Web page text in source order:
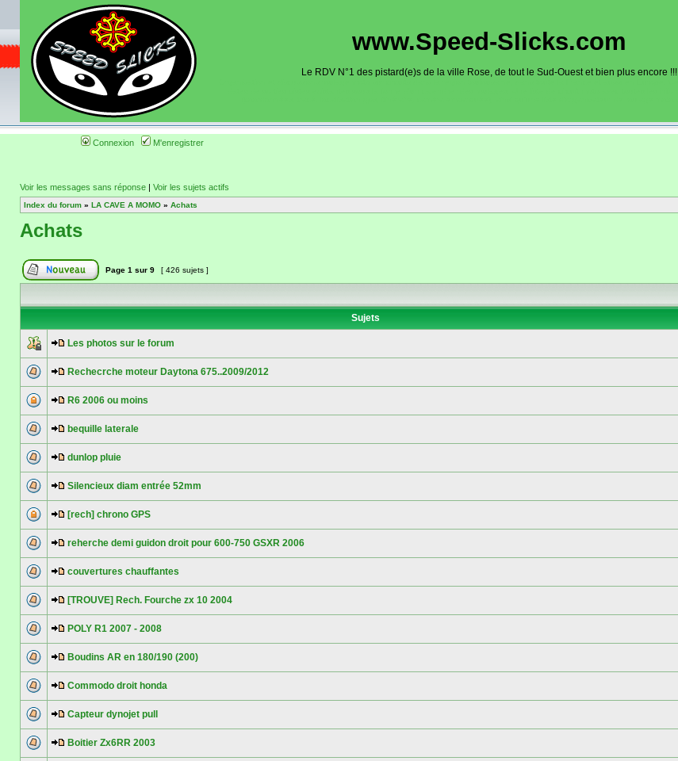
www.Speed-Slicks.com
Le RDV N°1 des pistard(e)s de la ville Rose, de tout le Sud-Ouest et bien plus encore !!!
Connexion M'enregistrer
Voir les messages sans réponse | Voir les sujets actifs
Index du forum » LA CAVE A MOMO » Achats
Achats
Page 1 sur 9 [ 426 sujets ]
Sujets
Les photos sur le forum
Rechecrche moteur Daytona 675..2009/2012
R6 2006 ou moins
bequille laterale
dunlop pluie
Silencieux diam entrée 52mm
[rech] chrono GPS
reherche demi guidon droit pour 600-750 GSXR 2006
couvertures chauffantes
[TROUVE] Rech. Fourche zx 10 2004
POLY R1 2007 - 2008
Boudins AR en 180/190 (200)
Commodo droit honda
Capteur dynojet pull
Boitier Zx6RR 2003